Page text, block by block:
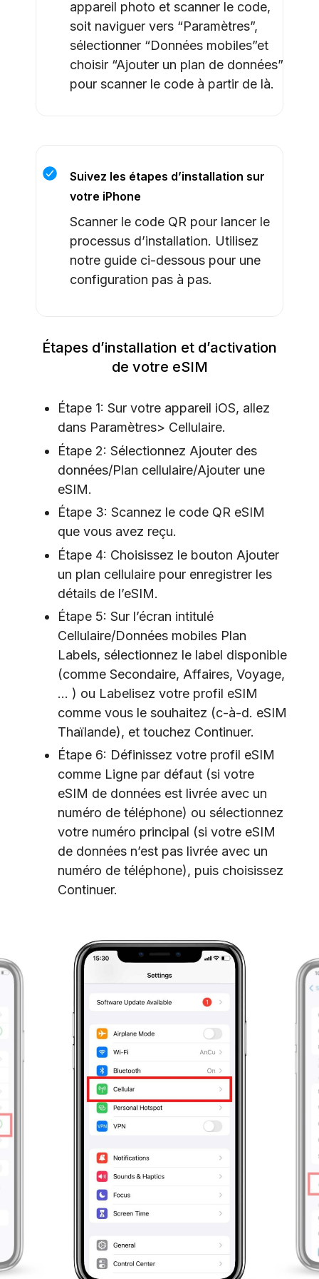
appareil photo et scanner le code,
soit naviguer vers “Paramètres”,
sélectionner “Données mobiles”et
choisir “Ajouter un plan de données”
pour scanner le code à partir de là.
Suivez les étapes d’installation sur
votre iPhone
Scanner le code QR pour lancer le
processus d’installation. Utilisez
notre guide ci-dessous pour une
configuration pas à pas.
Étapes d’installation et d’activation
de votre eSIM
Étape 1: Sur votre appareil iOS, allez
dans Paramètres> Cellulaire.
Étape 2: Sélectionnez Ajouter des
données/Plan cellulaire/Ajouter une
eSIM.
Étape 3: Scannez le code QR eSIM
que vous avez reçu.
Étape 4: Choisissez le bouton Ajouter
un plan cellulaire pour enregistrer les
détails de l’eSIM.
Étape 5: Sur l’écran intitulé
Cellulaire/Données mobiles Plan
Labels, sélectionnez le label disponible
(comme Secondaire, Affaires, Voyage,
… ) ou Labelisez votre profil eSIM
comme vous le souhaitez (c-à-d. eSIM
Thaïlande), et touchez Continuer.
Étape 6: Définissez votre profil eSIM
comme Ligne par défaut (si votre
eSIM de données est livrée avec un
numéro de téléphone) ou sélectionnez
votre numéro principal (si votre eSIM
de données n’est pas livrée avec un
numéro de téléphone), puis choisissez
Continuer.